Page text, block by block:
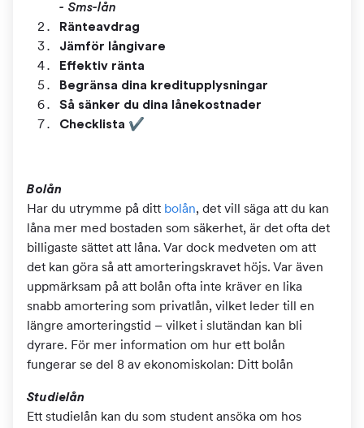
- Sms-lån
Ränteavdrag
Jämför långivare
Effektiv ränta
Begränsa dina kreditupplysningar
Så sänker du dina lånekostnader
Checklista ✔
Bolån
Har du utrymme på ditt bolån, det vill säga att du kan
låna mer med bostaden som säkerhet, är det ofta det
billigaste sättet att låna. Var dock medveten om att
det kan göra så att amorteringskravet höjs. Var även
uppmärksam på att bolån ofta inte kräver en lika
snabb amortering som privatlån, vilket leder till en
längre amorteringstid – vilket i slutändan kan bli
dyrare. För mer information om hur ett bolån
fungerar se del 8 av ekonomiskolan: Ditt bolån
Studielån
Ett studielån kan du som student ansöka om hos